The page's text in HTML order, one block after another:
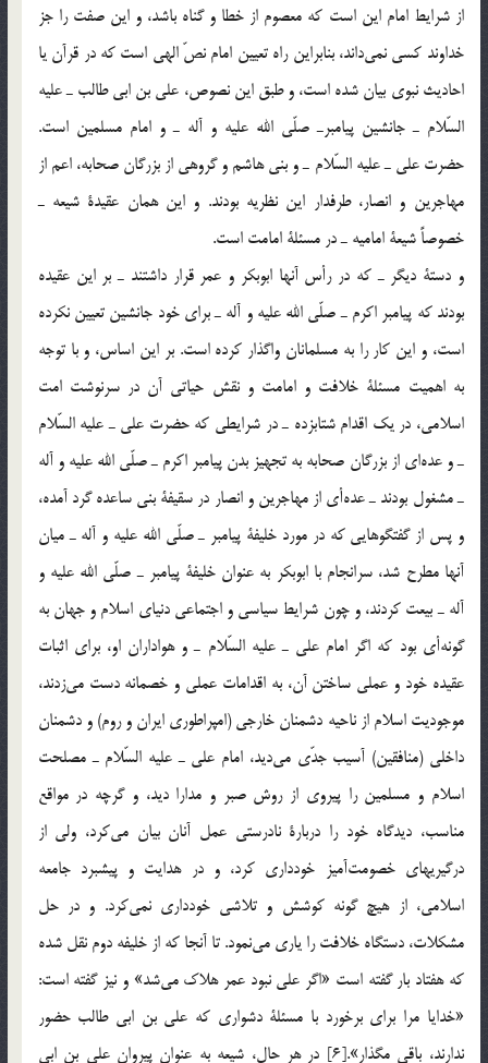
از شرايط امام اين است كه معصوم از خطا و گناه باشد، و اين صفت را جز
خداوند كسي نمي‌داند، بنابراين راه تعيين امام نصّ الهي است كه در قرآن يا
احاديث نبوي بيان شده است، و طبق اين نصوص، علي بن ابي طالب ـ عليه
السّلام ـ جانشين پيامبر‌ـ صلّي الله عليه و آله ـ و امام مسلمين است.
حضرت علي ـ عليه السّلام ـ و بني هاشم و گروهي از بزرگان صحابه، اعم از
مهاجرين و انصار، طرفدار اين نظريه بودند. و اين همان عقيدة شيعه ـ
خصوصاً شيعة اماميه ـ در مسئلة امامت است.
و دستة ديگر ـ كه در رأس آنها ابوبكر و عمر قرار داشتند ـ بر اين عقيده
بودند كه پيامبر اكرم ـ صلّي الله عليه و آله ـ براي خود جانشين تعيين نكرده
است، و اين كار را به مسلمانان واگذار كرده است. بر اين اساس، و با توجه
به اهميت مسئلة خلافت و امامت و نقش حياتي آن در سرنوشت امت
اسلامي، در يك اقدام شتابزده ـ در شرايطي كه حضرت علي ـ عليه السّلام
ـ و عده‌اي از بزرگان صحابه به تجهيز بدن پيامبر اكرم ـ صلّي الله عليه و آله
ـ مشغول بودند ـ عده‌أي از مهاجرين و انصار در سقيفة بني ساعده گرد آمده،
و پس از گفتگوهايي كه در مورد خليفة پيامبر ـ صلّي الله عليه و آله ـ ميان
آنها مطرح شد، سرانجام با ابوبكر به عنوان خليفة پيامبر ـ صلّي الله عليه و
آله ـ بيعت كردند، و چون شرايط سياسي و اجتماعي دنياي اسلام و جهان به
گونه‌أي بود كه اگر امام علي ـ عليه السّلام ـ و هواداران او، براي اثبات
عقيده خود و عملي ساختن آن، به اقدامات عملي و خصمانه دست مي‌زدند،
موجوديت اسلام از ناحيه دشمنان خارجي (امپراطوري ايران و روم) و دشمنان
داخلي (منافقين) آسيب جدّي مي‌ديد، امام علي ـ عليه السّلام ـ مصلحت
اسلام و مسلمين را پيروي از روش صبر و مدارا ديد، و گرچه در مواقع
مناسب، ديدگاه خود را دربارة نادرستي عمل آنان بيان مي‌كرد، ولي از
درگيريهاي خصومت‌آميز خودداري كرد، و در هدايت و پيشبرد جامعه
اسلامي، از هيچ گونه كوشش و تلاشي خودداري نمي‌كرد. و در حل
مشكلات، دستگاه خلافت را ياري مي‌نمود. تا آنجا كه از خليفه دوم نقل شده
كه هفتاد بار گفته است «اگر علي نبود عمر هلاك مي‌شد» و نيز گفته است:
«خدايا مرا براي برخورد با مسئلة دشواري كه علي بن ابي طالب حضور
ندارند، باقي مگذار».[6] در هر حال، شيعه به عنوان پيروان علي بن ابي